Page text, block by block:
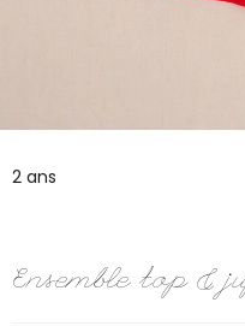
2 ans
Ensemble top &